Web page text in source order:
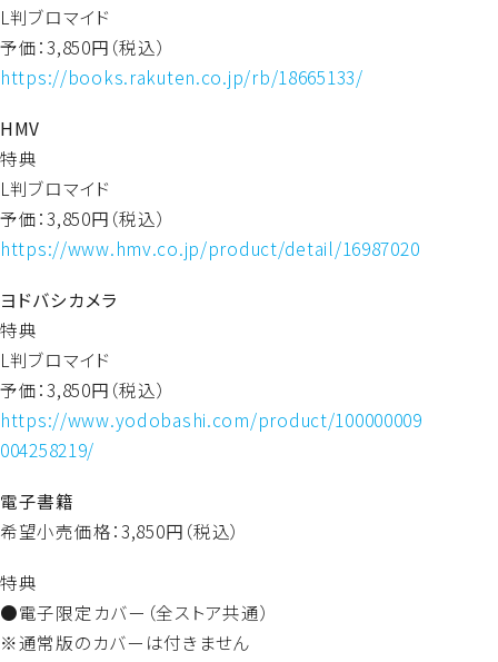
L判ブロマイド
予価：3,850円（税込）
https://books.rakuten.co.jp/rb/18665133/
HMV
特典
L判ブロマイド
予価：3,850円（税込）
https://www.hmv.co.jp/product/detail/16987020
ヨドバシカメラ
特典
L判ブロマイド
予価：3,850円（税込）
https://www.yodobashi.com/product/100000009
004258219/
電子書籍
希望小売価格：3,850円（税込）
特典
●電子限定カバー（全ストア共通）
※通常版のカバーは付きません